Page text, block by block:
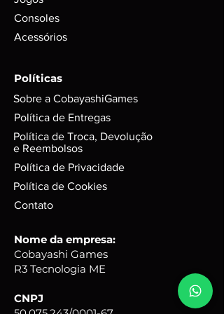
Para itens mais novos, não é
possível garantir se conteúdos
e itens extras;
GARANTIA de 3 meses mediante
selo de garantia intacto;
riscos e sinais do tempo, mas
jogos em disco, podem possuir
leves riscos que não interferem na
performance do jogo.
que não irão afetar a integridade
do produto.
Consoles
Acessórios
Políticas
Sobre a CobayashiGames
Política de Entregas
Política de Troca, Devolução
e Reembolsos
Política de Privacidade
Política de Cookies
Contato
Nome da empresa:
Cobayashi Games
R3 Tecnologia ME
CNPJ